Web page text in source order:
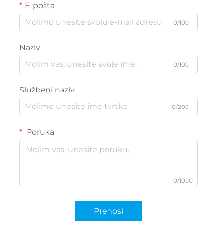
E-pošta
0/100
Naziv
0/100
Službeni naziv
0/200
Poruka
0/1000
Prenosi